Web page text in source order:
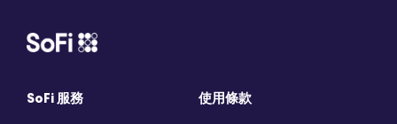
SoFi 服務 使用條款